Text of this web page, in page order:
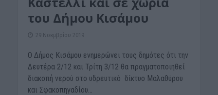
του Δήμου Κισάμου
29 Νοεμβρίου 2019
Ο Δήμος Κισάμου ενημερώνει τους δημότες ότι την
Δευτέρα 2/12 και Τρίτη 3/12 θα πραγματοποιηθεί
διακοπή νερού στο υδρευτικό δίκτυο Μαλαθύρου
και Σφακοπηγαδίου...